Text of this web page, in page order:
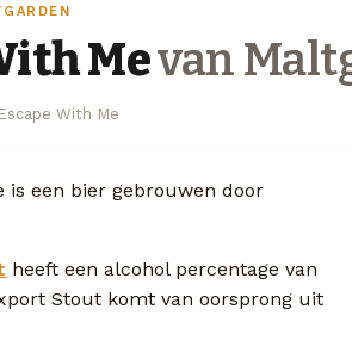
Mevan
Escape With Me
is een bier gebrouwen door
heeft een alcohol percentage van
Stout komt van oorsprong uit